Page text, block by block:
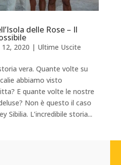
delle Rose – Il
12, 2020 | Ultime Uscite
vera. Quante volte su
abbiamo visto
E quante volte le nostre
Non è questo il caso
Sibilia. L’incredibile storia...